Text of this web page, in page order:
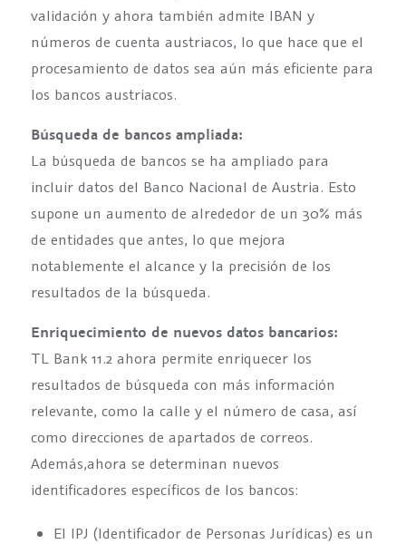
validación y ahora también admite IBAN y
números de cuenta austriacos, lo que hace que el
procesamiento de datos sea aún más eficiente para
los bancos austriacos.
Búsqueda de bancos ampliada:
La búsqueda de bancos se ha ampliado para
incluir datos del Banco Nacional de Austria. Esto
supone un aumento de alrededor de un 30% más
de entidades que antes, lo que mejora
notablemente el alcance y la precisión de los
resultados de la búsqueda.
Enriquecimiento de nuevos datos bancarios:
TL Bank 11.2 ahora permite enriquecer los
resultados de búsqueda con más información
relevante, como la calle y el número de casa, así
como direcciones de apartados de correos.
Además,ahora se determinan nuevos
identificadores específicos de los bancos:
El IPJ (Identificador de Personas Jurídicas) es un